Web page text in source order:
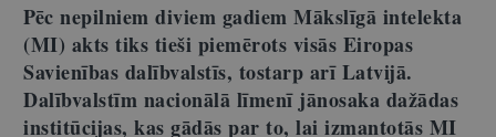
Pēc nepilniem diviem gadiem Mākslīgā intelekta
(MI) akts tiks tieši piemērots visās Eiropas
Savienības dalībvalstīs, tostarp arī Latvijā.
Dalībvalstīm nacionālā līmenī jānosaka dažādas
institūcijas, kas gādās par to, lai izmantotās MI